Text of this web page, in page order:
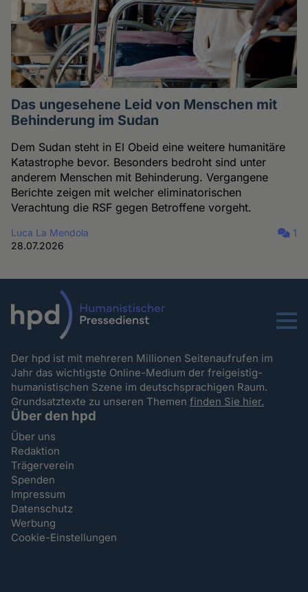
Das ungesehene Leid von Menschen mit
Behinderung im Sudan
Dem Sudan steht in El Obeid eine weitere humanitäre
Katastrophe bevor. Besonders bedroht sind unter
anderem Menschen mit Behinderung. Vergangene
Berichte zeigen mit welcher eliminatorischen
Verachtung die RSF gegen Betroffene vorgeht.
Luca La Mendola
28.07.2026
1
Menu
Der hpd ist mit mehreren Millionen Seitenaufrufen im
Jahr das wichtigste Online-Medium der freigeistig-
humanistischen Szene im deutschsprachigen Raum.
Grundsatztexte zu unseren Themenfinden Sie hier.
Über den hpd
Über uns
Redaktion
Trägerverein
Spenden
Impressum
Datenschutz
Werbung
Cookie-Einstellungen